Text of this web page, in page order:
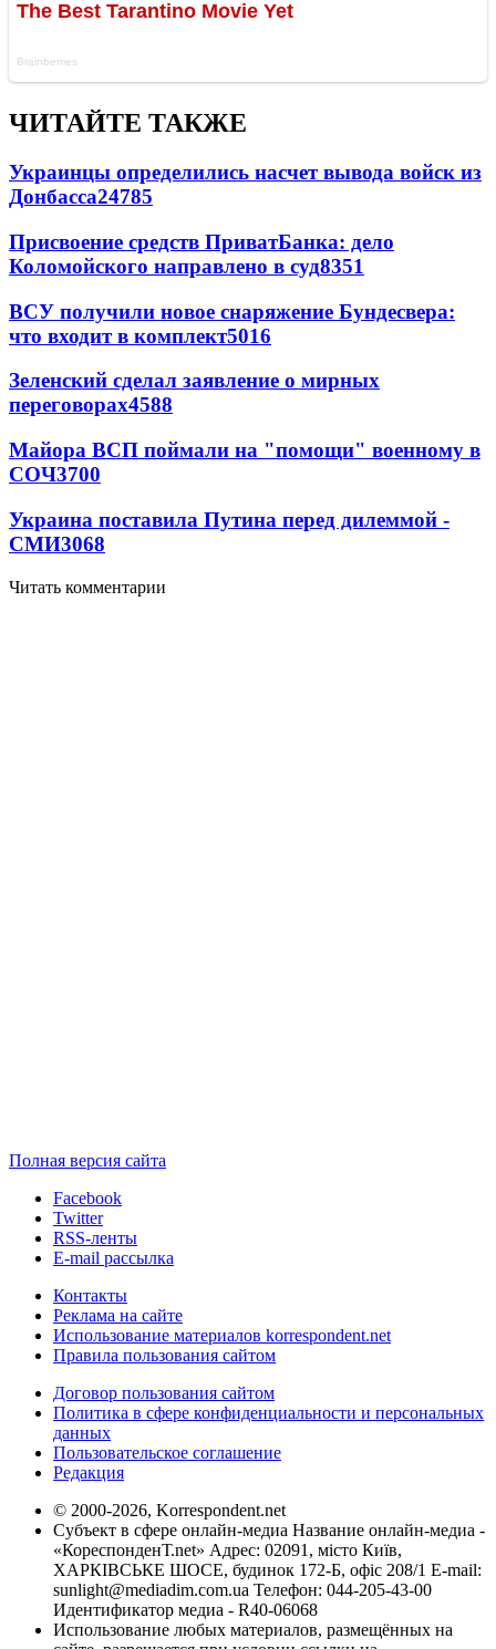
ЧИТАЙТЕ ТАКЖЕ
Украинцы определились насчет вывода войск из
Донбасса24785
Присвоение средств ПриватБанка: дело
Коломойского направлено в суд8351
ВСУ получили новое снаряжение Бундесвера:
что входит в комплект5016
Зеленский сделал заявление о мирных
переговорах4588
Майора ВСП поймали на "помощи" военному в
СОЧ3700
Украина поставила Путина перед дилеммой -
СМИ3068
Читать комментарии
Полная версия сайта
Facebook
Twitter
RSS-ленты
E-mail рассылка
Контакты
Реклама на сайте
Использование материалов korrespondent.net
Правила пользования сайтом
Договор пользования сайтом
Политика в сфере конфиденциальности и персональных
данных
Пользовательское соглашение
Редакция
© 2000-2026, Korrespondent.net
Субъект в сфере онлайн-медиа Название онлайн-медиа -
«КореспонденТ.net» Адрес: 02091, місто Київ,
ХАРКІВСЬКЕ ШОСЕ, будинок 172-Б, офіс 208/1 E-mail:
sunlight@mediadim.com.ua Телефон: 044-205-43-00
Идентификатор медиа - R40-06068
Использование любых материалов, размещённых на